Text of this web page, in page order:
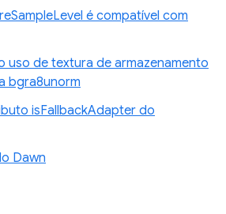
é compatível com
uso de textura de armazenamento
bgra8unorm
isFallbackAdapter do
Dawn